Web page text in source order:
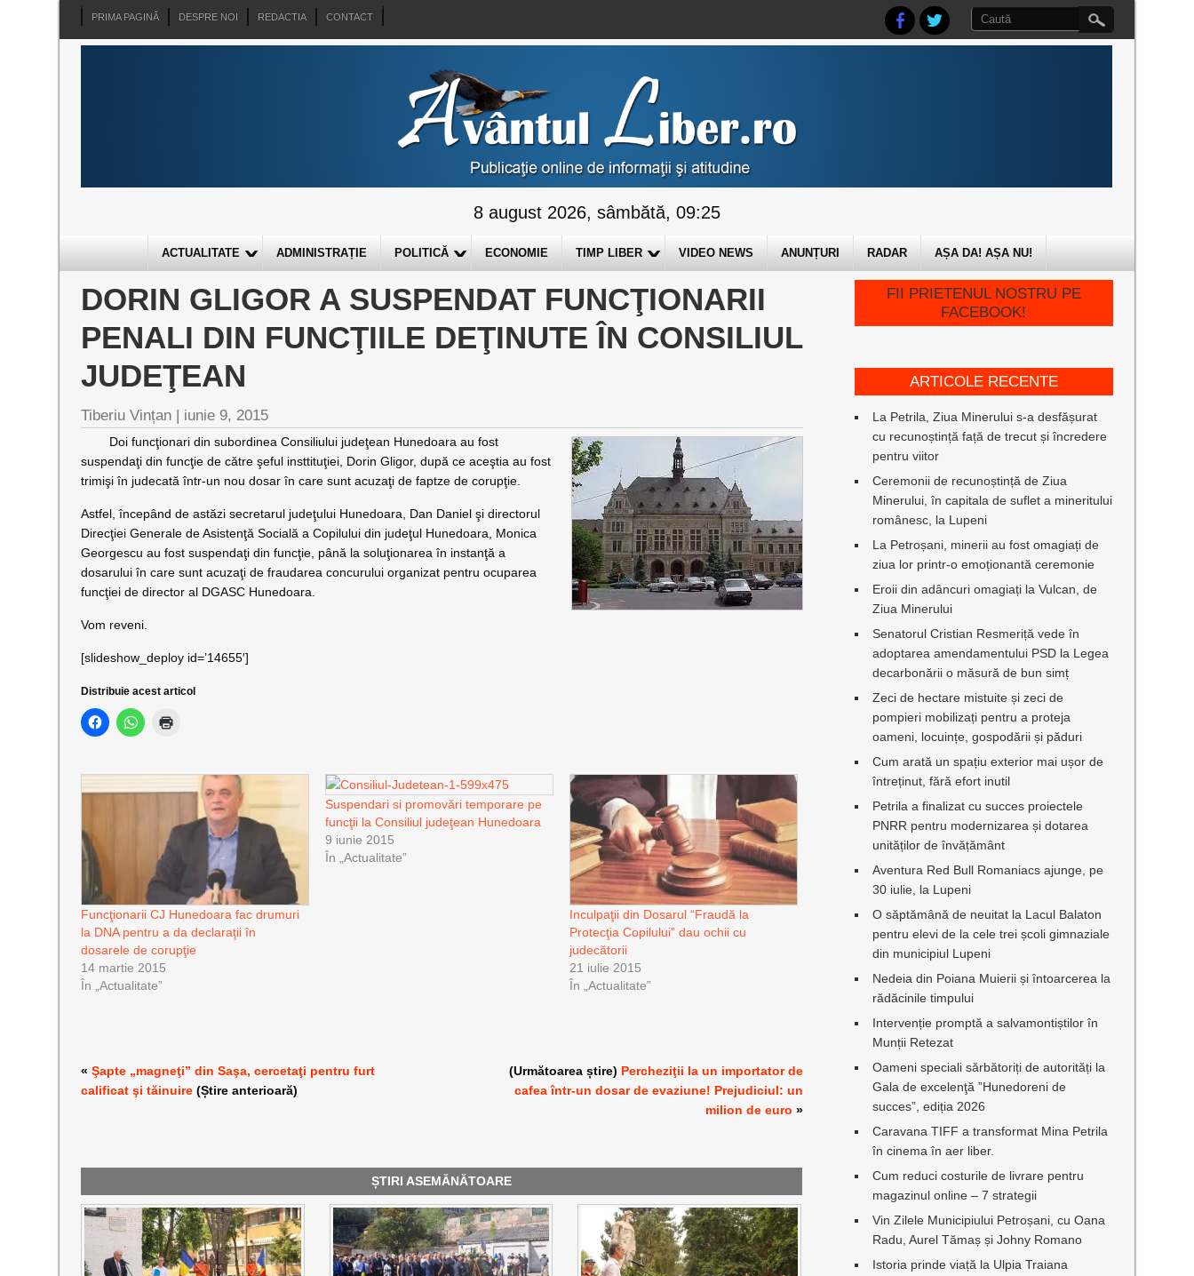
PRIMA PAGINĂ DESPRE NOI REDACTIA CONTACT
8 august 2026, sâmbătă, 09:25
ACTUALITATE ADMINISTRAȚIE POLITICĂ ECONOMIE TIMP LIBER VIDEO NEWS ANUNȚURI RADAR AȘA DA! AȘA NU!
DORIN GLIGOR A SUSPENDAT FUNCŢIONARII
PENALI DIN FUNCŢIILE DEŢINUTE ÎN CONSILIUL
JUDEŢEAN
Tiberiu Vințan | iunie 9, 2015
Doi funcţionari din subordinea Consiliului judeţean Hunedoara au fost
suspendaţi din funcţie de către şeful insttituţiei, Dorin Gligor, după ce aceştia au fost
trimişi în judecată într-un nou dosar în care sunt acuzaţi de faptze de corupţie.
Astfel, începând de astăzi secretarul judeţului Hunedoara, Dan Daniel şi directorul
Direcţiei Generale de Asistenţă Socială a Copilului din judeţul Hunedoara, Monica
Georgescu au fost suspendaţi din funcţie, până la soluţionarea în instanţă a
dosarului în care sunt acuzaţi de fraudarea concurului organizat pentru ocuparea
funcţiei de director al DGASC Hunedoara.
Vom reveni.
[slideshow_deploy id=’14655′]
Distribuie acest articol
Funcţionarii CJ Hunedoara fac drumuri
la DNA pentru a da declaraţii în
dosarele de corupţie
14 martie 2015
În „Actualitate”
Suspendari si promovări temporare pe
funcţii la Consiliul judeţean Hunedoara
9 iunie 2015
În „Actualitate”
Inculpaţii din Dosarul “Fraudă la
Protecţia Copilului” dau ochii cu
judecătorii
21 iulie 2015
În „Actualitate”
«Şapte „magneţi” din Saşa, cercetaţi pentru furt
calificat şi tăinuire (Știre anterioară)
(Următoarea știre) Percheziţii la un importator de
cafea într-un dosar de evaziune! Prejudiciul: un
milion de euro »
ȘTIRI ASEMĂNĂTOARE
FII PRIETENUL NOSTRU PE
FACEBOOK!
ARTICOLE RECENTE
La Petrila, Ziua Minerului s-a desfășurat
cu recunoștință față de trecut și încredere
pentru viitor
Ceremonii de recunoștință de Ziua
Minerului, în capitala de suflet a mineritului
românesc, la Lupeni
La Petroșani, minerii au fost omagiați de
ziua lor printr-o emoționantă ceremonie
Eroii din adâncuri omagiați la Vulcan, de
Ziua Minerului
Senatorul Cristian Resmeriță vede în
adoptarea amendamentului PSD la Legea
decarbonării o măsură de bun simț
Zeci de hectare mistuite și zeci de
pompieri mobilizați pentru a proteja
oameni, locuințe, gospodării și păduri
Cum arată un spațiu exterior mai ușor de
întreținut, fără efort inutil
Petrila a finalizat cu succes proiectele
PNRR pentru modernizarea și dotarea
unităților de învățământ
Aventura Red Bull Romaniacs ajunge, pe
30 iulie, la Lupeni
O săptămână de neuitat la Lacul Balaton
pentru elevi de la cele trei școli gimnaziale
din municipiul Lupeni
Nedeia din Poiana Muierii și întoarcerea la
rădăcinile timpului
Intervenție promptă a salvamontiștilor în
Munții Retezat
Oameni speciali sărbătoriți de autorități la
Gala de excelenţă ”Hunedoreni de
succes”, ediția 2026
Caravana TIFF a transformat Mina Petrila
în cinema în aer liber.
Cum reduci costurile de livrare pentru
magazinul online – 7 strategii
Vin Zilele Municipiului Petroșani, cu Oana
Radu, Aurel Tămaș și Johny Romano
Istoria prinde viață la Ulpia Traiana